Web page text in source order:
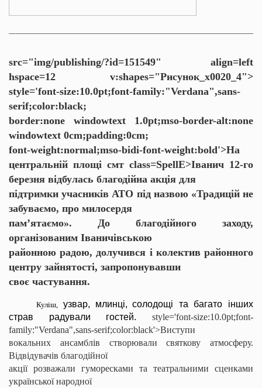
src="img/publishing/?id=151549" align=left
hspace=12 v:shapes="Рисунок_x0020_4">
style='font-size:10.0pt;font-family:"Verdana",sans-
serif;color:black;
border:none windowtext 1.0pt;mso-border-alt:none
windowtext 0cm;padding:0cm;
font-weight:normal;mso-bidi-font-weight:bold'>На
центральній площі смт class=SpellE>Іванич 12-го
березня відбулась благодійна акція для
підтримки учасників АТО під назвою «Традицій не
забуваємо, про милосердя
пам’ятаємо». До благодійного заходу,
організованим Іваничівською
районною радою, долучився і колектив районного
центру зайнятості, запропонувавши
своє частування.
Куліш, узвар, млинці, солодощі та багато інших
страв радували гостей. style='font-size:10.0pt;font-
family:"Verdana",sans-serif;color:black'>Виступи
вокальних ансамблів створювали святкову атмосферу.
Відвідувачів благодійної
акції розважали гуморесками та театральними сценками
української народної